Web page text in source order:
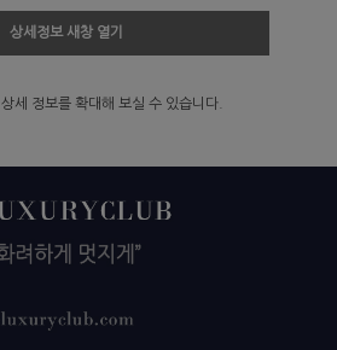
상세정보 새창 열기
상세 정보를 확대해 보실 수 있습니다.